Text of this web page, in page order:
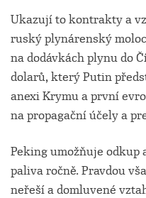
Ukazují to kontrakty a
ruský plynárenský
na dodávkách plynu do
dolarů, který Putin
anexi Krymu a první
na propagační účely a
Peking umožňuje
paliva ročně. Pravdou
neřeší a domluvené